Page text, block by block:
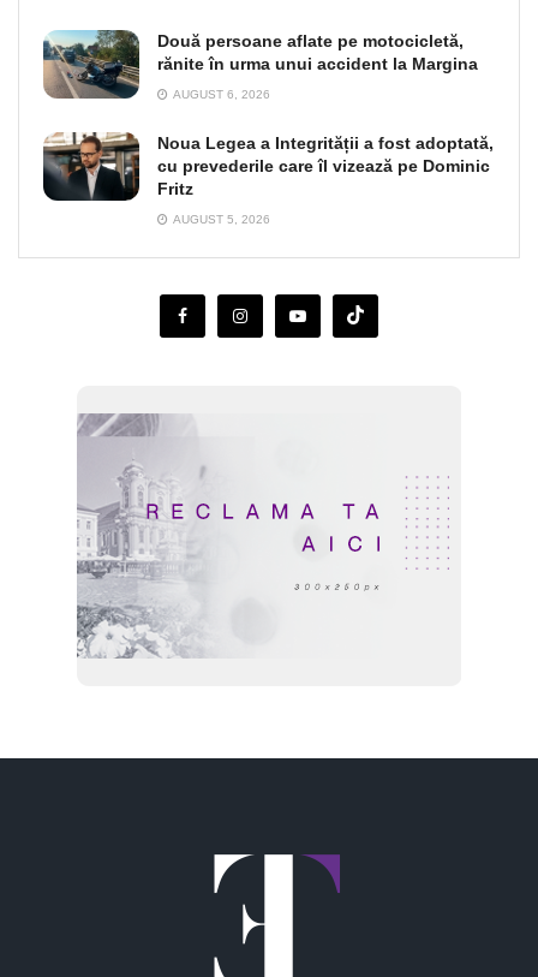
Două persoane aflate pe motocicletă,
rănite în urma unui accident la Margina
AUGUST 6, 2026
Noua Legea a Integrității a fost adoptată,
cu prevederile care îl vizează pe Dominic
Fritz
AUGUST 5, 2026